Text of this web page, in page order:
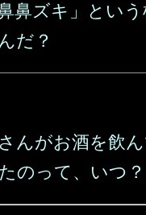
鼻鼻ズキ」という
だ？
んがお酒を飲
のって、いつ？